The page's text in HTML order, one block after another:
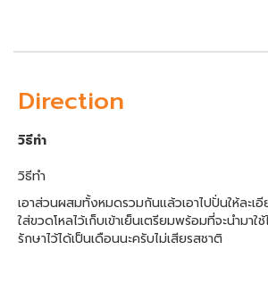
Direction
วิธีทำ
วิธีทำ
เอาส่วนผสมทั้งหมดรวมกันแล้วเอาไปปั่นให้ละเ
ใส่ขวดโหลไว้เก็บเข้าเย็นเตรียมพร้อมที่จะนำมาใ
รักษาไว้ได้เป็นเดือนนะครับไม่เสียรสชาติ